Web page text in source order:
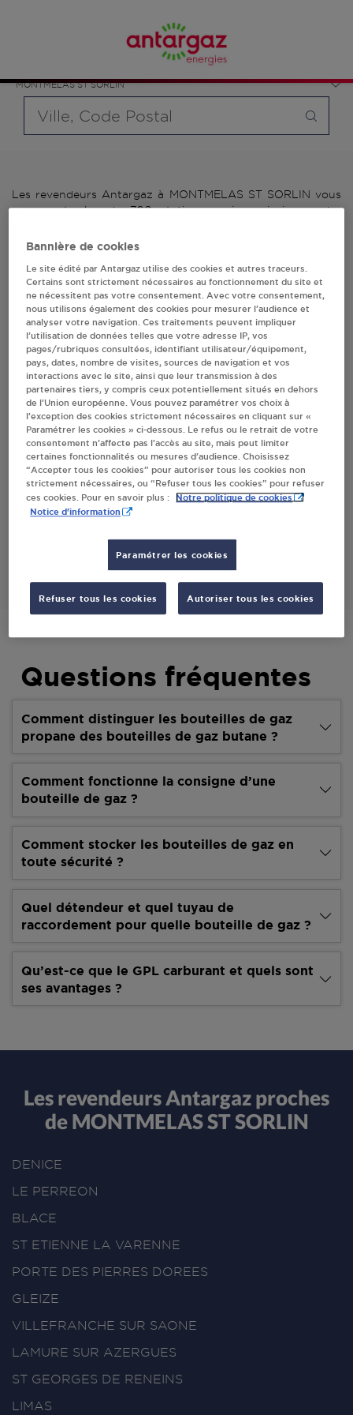
MONTMELAS ST SORLIN
bouteille souhaité et le type de point de vente (revendeur /
distributeur automatique de bouteilles de gaz ou station GPL
carburant)
Les revendeurs Antargaz à MONTMELAS ST SORLIN vous
proposent plus de 700 stations-services ainsi que des
des revendeurs Antargaz à MONTMELAS ST SORLIN,
distributeurs de bouteilles de gaz.
1 revendeur(s) Antargaz
à MONTMELAS ST
SORLIN
Villes
GARNIER AGRI VITI MONTMELAS ST SORLIN
BOURG (LE)
69640MONTMELAS ST SORLIN
Questions fréquentes
Comment distinguer les bouteilles de gaz
propane des bouteilles de gaz butane ?
Comment fonctionne la consigne d’une
bouteille de gaz ?
Comment stocker les bouteilles de gaz en
toute sécurité ?
Quel détendeur et quel tuyau de
raccordement pour quelle bouteille de gaz ?
Qu’est-ce que le GPL carburant et quels sont
ses avantages ?
Les revendeurs Antargaz proches
de MONTMELAS ST SORLIN
DENICE
LE PERREON
BLACE
ST ETIENNE LA VARENNE
PORTE DES PIERRES DOREES
GLEIZE
VILLEFRANCHE SUR SAONE
LAMURE SUR AZERGUES
ST GEORGES DE RENEINS
LIMAS
Bannière de cookies
Le site édité par Antargaz utilise des cookies et autres traceurs.
Certains sont strictement nécessaires au fonctionnement du site et
ne nécessitent pas votre consentement. Avec votre consentement,
nous utilisons également des cookies pour mesurer l’audience et
analyser votre navigation. Ces traitements peuvent impliquer
l’utilisation de données telles que votre adresse IP, vos
pages/rubriques consultées, identifiant utilisateur/équipement,
pays, dates, nombre de visites, sources de navigation et vos
interactions avec le site, ainsi que leur transmission à des
partenaires tiers, y compris ceux potentiellement situés en dehors
de l’Union européenne. Vous pouvez paramétrer vos choix à
l’exception des cookies strictement nécessaires en cliquant sur «
Paramétrer les cookies » ci-dessous. Le refus ou le retrait de votre
consentement n’affecte pas l’accès au site, mais peut limiter
certaines fonctionnalités ou mesures d’audience. Choisissez
“Accepter tous les cookies” pour autoriser tous les cookies non
strictement nécessaires, ou “Refuser tous les cookies” pour refuser
ces cookies. Pour en savoir plus :
Notre politique de cookies
Notice d'information
Paramétrer les cookies
Refuser tous les cookies Autoriser tous les cookies